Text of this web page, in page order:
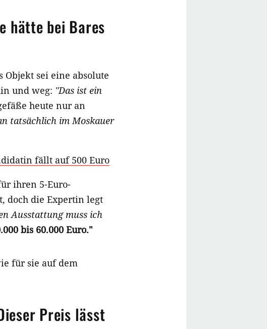
hätte bei Bares
Objekt sei eine absolute
und weg: "Das ist ein
heute nur an
tatsächlich im Moskauer
fällt auf 500 Euro
ihren 5-Euro-
doch die Expertin legt
Ausstattung muss ich
bis 60.000 Euro."
für sie auf dem
Preis lässt